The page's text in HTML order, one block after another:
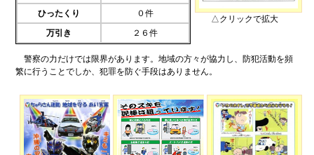
ひったくり
０件
万引き
２６件
△クリックで拡大
警察の力だけでは限界があります。地域の方々が協力し、防犯活動を頻
繁に行うことでしか、犯罪を防ぐ手段はありません。